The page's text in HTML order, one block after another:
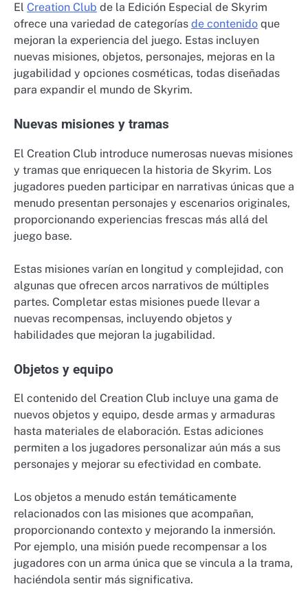
El Creation Club de la Edición Especial de Skyrim
ofrece una variedad de categorías de contenido que
mejoran la experiencia del juego. Estas incluyen
nuevas misiones, objetos, personajes, mejoras en la
jugabilidad y opciones cosméticas, todas diseñadas
para expandir el mundo de Skyrim.
Nuevas misiones y tramas
El Creation Club introduce numerosas nuevas misiones
y tramas que enriquecen la historia de Skyrim. Los
jugadores pueden participar en narrativas únicas que a
menudo presentan personajes y escenarios originales,
proporcionando experiencias frescas más allá del
juego base.
Estas misiones varían en longitud y complejidad, con
algunas que ofrecen arcos narrativos de múltiples
partes. Completar estas misiones puede llevar a
nuevas recompensas, incluyendo objetos y
habilidades que mejoran la jugabilidad.
Objetos y equipo
El contenido del Creation Club incluye una gama de
nuevos objetos y equipo, desde armas y armaduras
hasta materiales de elaboración. Estas adiciones
permiten a los jugadores personalizar aún más a sus
personajes y mejorar su efectividad en combate.
Los objetos a menudo están temáticamente
relacionados con las misiones que acompañan,
proporcionando contexto y mejorando la inmersión.
Por ejemplo, una misión puede recompensar a los
jugadores con un arma única que se vincula a la trama,
haciéndola sentir más significativa.